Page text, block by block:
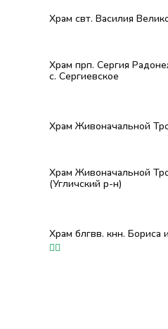
Храм свт. Василия
Храм прп. Сергия
с. Сергиевское
Храм Живоначальной
Храм Живоначальной
(Угличский р-н)
Храм блгвв. кнн. Бориса